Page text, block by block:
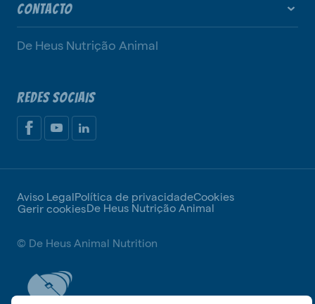
CONTACTO
De Heus Nutrição Animal
REDES SOCIAIS
Aviso LegalPolítica de privacidadeCookies
Gerir cookiesDe Heus Nutrição Animal
© De Heus Animal Nutrition